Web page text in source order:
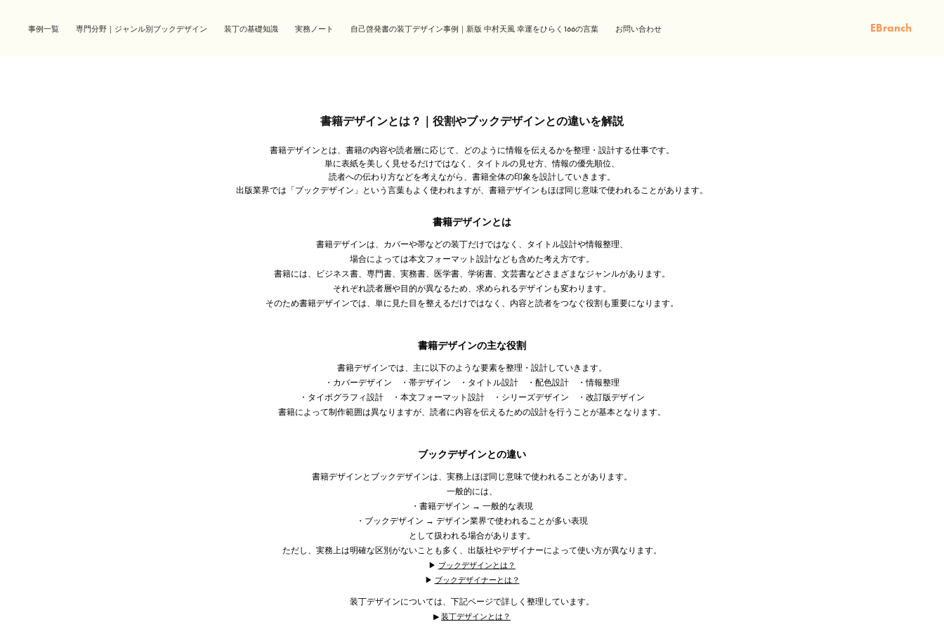
事例一覧 専門分野｜ジャンル別ブックデザイン 装丁の基礎知識 実務ノート 自己啓発書の装丁デザイン事例｜新版 中村天風 幸運をひらく166の言葉 お問い合わせ EBranch
書籍デザインとは？｜役割やブックデザインとの違いを解説
書籍デザインとは、書籍の内容や読者層に応じて、どのように情報を伝えるかを整理・設計する仕事です。
単に表紙を美しく見せるだけではなく、タイトルの見せ方、情報の優先順位、
読者への伝わり方などを考えながら、書籍全体の印象を設計していきます。
出版業界では「ブックデザイン」という言葉もよく使われますが、書籍デザインもほぼ同じ意味で使われることがあります。
書籍デザインとは
書籍デザインは、カバーや帯などの装丁だけではなく、タイトル設計や情報整理、
場合によっては本文フォーマット設計なども含めた考え方です。
書籍には、ビジネス書、専門書、実務書、医学書、学術書、文芸書などさまざまなジャンルがあります。
それぞれ読者層や目的が異なるため、求められるデザインも変わります。
そのため書籍デザインでは、単に見た目を整えるだけではなく、内容と読者をつなぐ役割も重要になります。
書籍デザインの主な役割
書籍デザインでは、主に以下のような要素を整理・設計していきます。
・カバーデザイン ・帯デザイン ・タイトル設計 ・配色設計 ・情報整理
・タイポグラフィ設計 ・本文フォーマット設計 ・シリーズデザイン ・改訂版デザイン
書籍によって制作範囲は異なりますが、読者に内容を伝えるための設計を行うことが基本となります。
ブックデザインとの違い
書籍デザインとブックデザインは、実務上ほぼ同じ意味で使われることがあります。
一般的には、
・書籍デザイン → 一般的な表現
・ブックデザイン → デザイン業界で使われることが多い表現
として扱われる場合があります。
ただし、実務上は明確な区別がないことも多く、出版社やデザイナーによって使い方が異なります。
▶︎ ブックデザインとは？
▶︎ ブックデザイナーとは？
装丁デザインについては、下記ページで詳しく整理しています。
▶︎ 装丁デザインとは？